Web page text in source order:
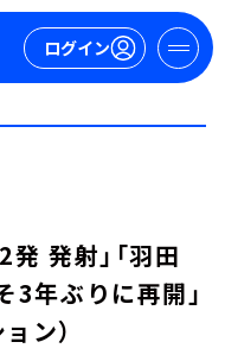
ログイン
発射」「羽田
年ぶりに再開」
ン）